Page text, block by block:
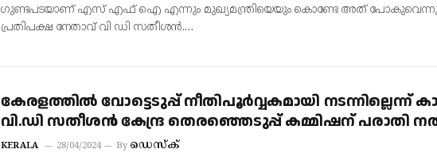
ഗുണ്ടപടയാണ് എസ് എഫ് ഐ എന്നും മുഖ്യമന്ത്രിയെയും കൊണ്ടേ അത്
പ്രതിപക്ഷ നേതാവ് വി ഡി സതീശന്‍.…
കേരളത്തില്‍ വോട്ടെടുപ്പ് നീതിപൂര്‍വ്വകമായി നടന്നില്ലെന്ന്
വി.ഡി സതീശന്‍ കേന്ദ്ര തെരഞ്ഞെടുപ്പ് കമ്മിഷന് പരാതി
KERALA 28/04/2024 By ഡെസ്‌ക്